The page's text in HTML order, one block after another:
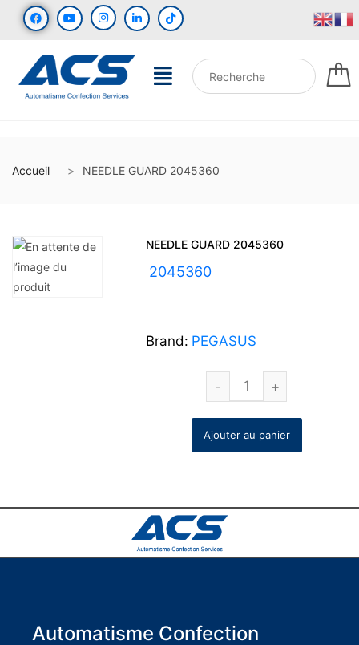
Accueil NEEDLE GUARD 2045360
NEEDLE GUARD 2045360
2045360
Brand: PEGASUS
Ajouter au panier
Automatisme Confection